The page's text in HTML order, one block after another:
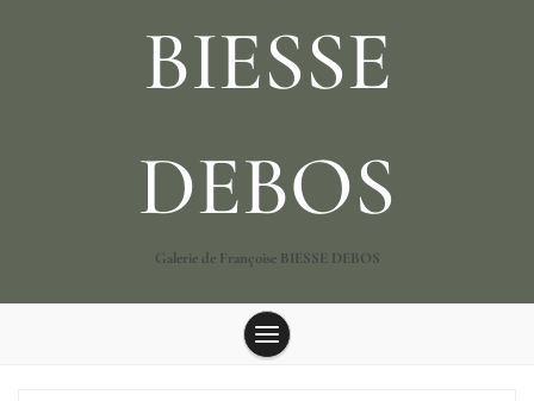
BIESSE
DEBOS
Galerie de Françoise BIESSE DEBOS